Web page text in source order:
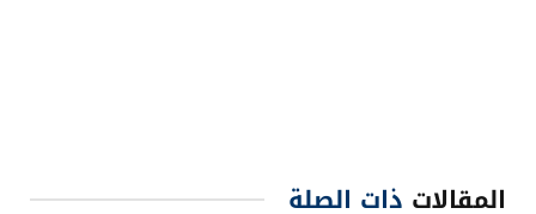
المقالات ذات الصلة